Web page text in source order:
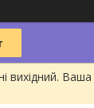
вихідний.